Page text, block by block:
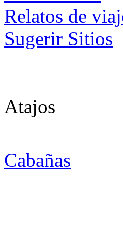
Relatos de
Sugerir Sitios
Atajos
Cabañas